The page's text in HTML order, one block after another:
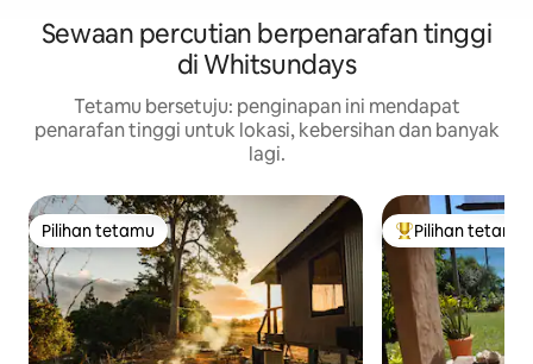
Sewaan percutian berpenarafan tinggi
di Whitsundays
Tetamu bersetuju: penginapan ini mendapat
penarafan tinggi untuk lokasi, kebersihan dan banyak
lagi.
Pilihan tetamu
Pilihan tetamu Pilihan utama
Pilihan tetamu